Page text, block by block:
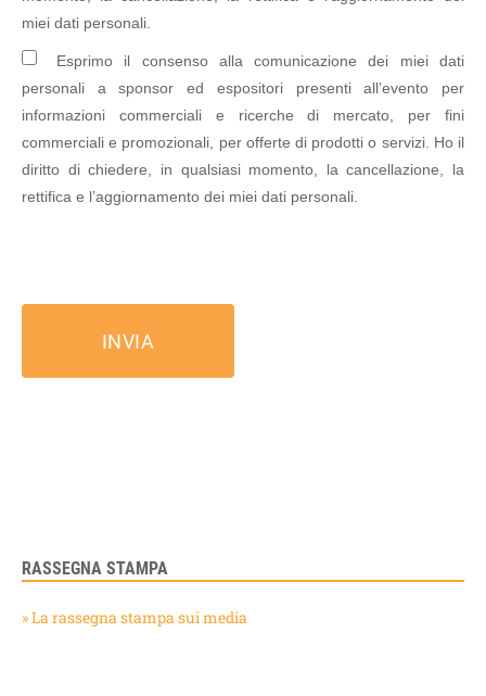
miei dati personali.
Esprimo il consenso alla comunicazione dei miei dati
personali a sponsor ed espositori presenti all’evento per
informazioni commerciali e ricerche di mercato, per fini
commerciali e promozionali, per offerte di prodotti o servizi. Ho il
diritto di chiedere, in qualsiasi momento, la cancellazione, la
rettifica e l’aggiornamento dei miei dati personali.
RASSEGNA STAMPA
» La rassegna stampa sui media